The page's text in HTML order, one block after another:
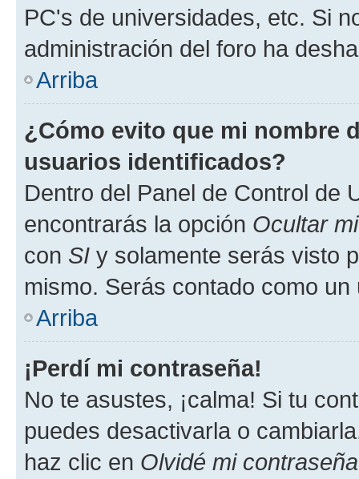
PC's de universidades, etc. Si
administración del foro ha
Arriba
¿Cómo evito que mi nombre
usuarios identificados?
Dentro del Panel de Control de
encontrarás la opción Ocultar
con SI y solamente serás visto
mismo. Serás contado como un
Arriba
¡Perdí mi contraseña!
No te asustes, ¡calma! Si tu
puedes desactivarla o
haz clic en Olvidé mi contraseña